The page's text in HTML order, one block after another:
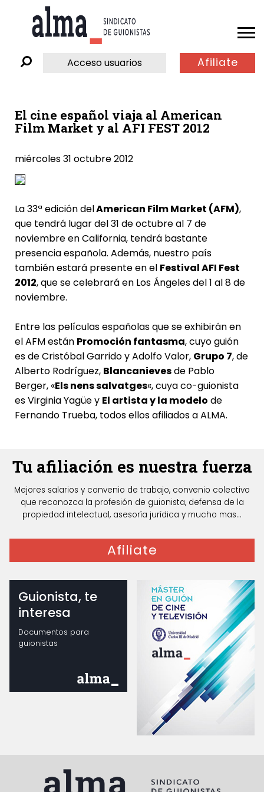
Acceso usuarios Afiliate
El cine español viaja al American
Film Market y al AFI FEST 2012
miércoles 31 octubre 2012
La 33ª edición delAmerican Film Market (AFM),
que tendrá lugar del 31 de octubre al 7 de
noviembre en California, tendrá bastante
presencia española. Además, nuestro país
también estará presente en el Festival AFI Fest
2012, que se celebrará en Los Ángeles del 1 al 8 de
noviembre.
Entre las películas españolas que se exhibirán en
el AFM están  Promoción fantasma, cuyo guión
es de Cristóbal Garrido y Adolfo Valor,  Grupo 7, de
Alberto Rodríguez,  Blancanieves de Pablo
Berger, «Els nens salvatges«, cuya co-guionista
es Virginia Yagüe y  El artista y la modelo  de
Fernando Trueba, todos ellos afiliados a ALMA.
Tu afiliación es nuestra fuerza
Mejores salarios y convenio de trabajo, convenio colectivo
que reconozca la profesión de guionista, defensa de la
propiedad intelectual, asesoría jurídica y mucho mas...
Afiliate
Guionista, te
interesa
Documentos para
guionistas